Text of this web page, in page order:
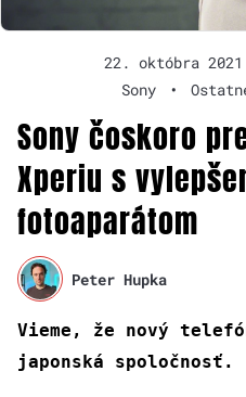
22. októbra 2021
Sony
•
Sony čoskoro
Xperiu s
fotoaparátom
Peter Hupka
Vieme, že nový
japonská spoločnosť.